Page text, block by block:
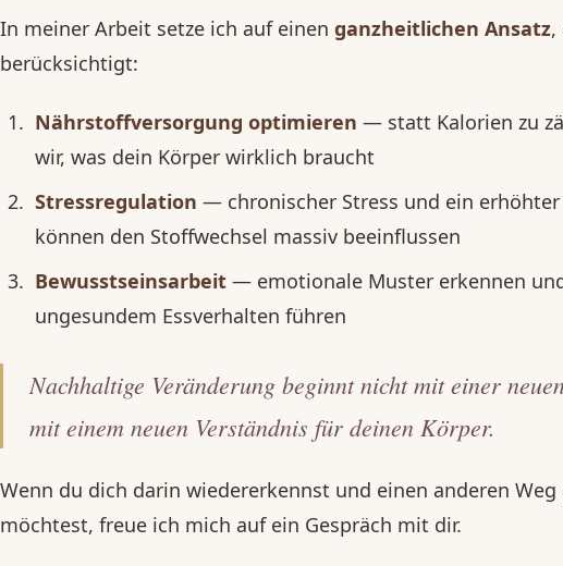
In meiner Arbeit setze ich auf einen ganzheitlichen Ansatz,
berücksichtigt:
Nährstoffversorgung optimieren — statt Kalorien zu
wir, was dein Körper wirklich braucht
Stressregulation — chronischer Stress und ein
können den Stoffwechsel massiv beeinflussen
Bewusstseinsarbeit— emotionale Muster erkennen
ungesundem Essverhalten führen
Nachhaltige Veränderung beginnt nicht mit einer
mit einem neuen Verständnis für deinen Körper.
Wenn du dich darin wiedererkennst und einen anderen Weg
möchtest, freue ich mich auf ein Gespräch mit dir.